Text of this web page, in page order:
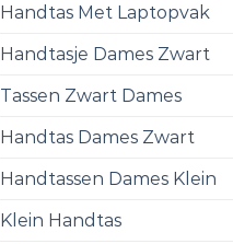
Handtas Met Laptopvak
Handtasje Dames Zwart
Tassen Zwart Dames
Handtas Dames Zwart
Handtassen Dames Klein
Klein Handtas